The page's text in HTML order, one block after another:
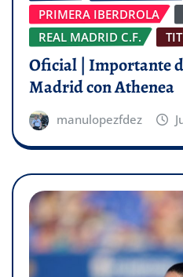
PRIMERA IBERDROLA
REAL MADRID C.F.
Oficial | Importante
Madrid con Athenea
manulopezfdez